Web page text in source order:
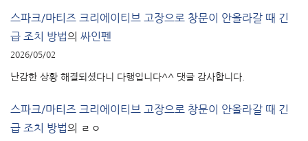
스파크/마티즈 크리에이티브 고장으로 창문이 안올라갈 때 긴
급 조치 방법의 싸인펜
2026/05/02
난감한 상황 해결되셨다니 다행입니다^^ 댓글 감사합니다.
스파크/마티즈 크리에이티브 고장으로 창문이 안올라갈 때 긴
급 조치 방법의 ㄹㅇ